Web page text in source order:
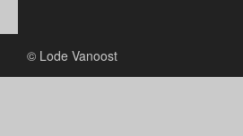
© Lode Vanoost